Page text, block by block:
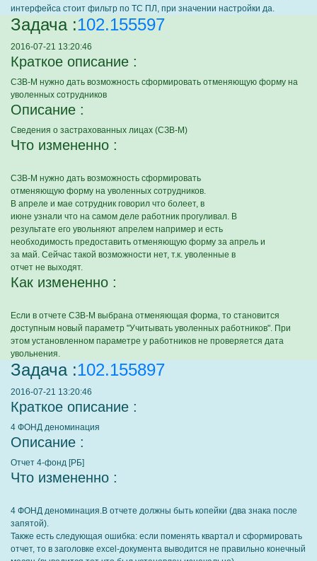
интерфейса стоит фильтр по ТС ПЛ, при значении настройки да.
Задача :102.155597
2016-07-21 13:20:46
Краткое описание :
СЗВ-М нужно дать возможность сформировать отменяющую форму на
уволенных сотрудников
Описание :
Сведения о застрахованных лицах (СЗВ-М)
Что измененно :
СЗВ-М нужно дать возможность сформировать
отменяющую форму на уволенных сотрудников.
В апреле и мае сотрудник говорил что болеет, в
июне узнали что на самом деле работник прогуливал. В
результате его увольняют апрелем например и есть
необходимость предоставить отменяющую форму за апрель и
за май. Сейчас такой возможности нет, т.к. уволенные в
отчет не выходят.
Как измененно :
Если в отчете СЗВ-М выбрана отменяющая форма, то становится
доступным новый параметр "Учитывать уволенных работников". При
этом установленном параметре у работников не проверяется дата
увольнения.
Задача :102.155897
2016-07-21 13:20:46
Краткое описание :
4 ФОНД деноминация
Описание :
Отчет 4-фонд [РБ]
Что измененно :
4 ФОНД деноминация.В отчете должны быть копейки (два знака после
запятой).
Также есть следующая ошибка: если поменять квартал и сформировать
отчет, то в заголовке excel-документа выводится не правильно конечный